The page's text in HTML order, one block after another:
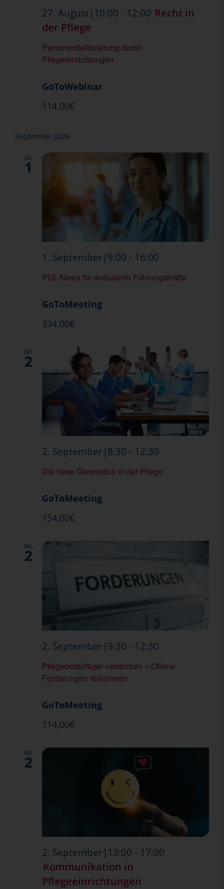
Personenbeförderung durch
Pflegeeinrichtungen
27. August|10:00 - 12:00 Recht in
der Pflege
GoToWebinar
114,00€
September 2026
Di.
1
PDL News für ambulante Führungskräfte
1. September|9:00 - 16:00
News
GoToMeeting
334,00€
Mi.
2
Die neue Generation in der Pflege
2. September|8:30 - 12:30
GoToMeeting
154,00€
Mi.
2
Pflegebedürftiger verstorben – Offene
Forderungen realisieren
2. September|9:30 - 12:30
verstorben
GoToMeeting
114,00€
Mi.
2
2. September|13:00 - 17:00
Kommunikation in
Pflegeeinrichtungen